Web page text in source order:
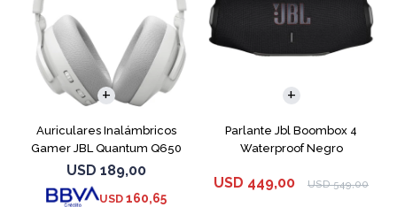
Auriculares Inalámbricos
Gamer JBL Quantum Q650
Blanco
USD 189,00
USD 160,65
Parlante Jbl Boombox 4
Waterproof Negro
USD 449,00 USD 549,00